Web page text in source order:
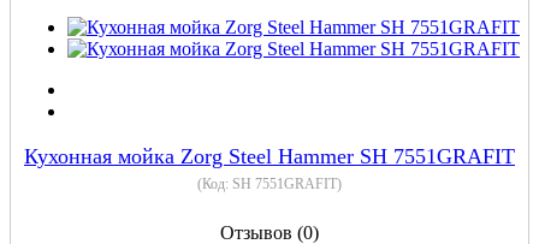
Кухонная мойка Zorg Steel Hammer SH 7551GRAFIT
(Код: SH 7551GRAFIT)
Отзывов (0)